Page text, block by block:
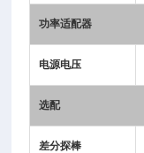
功率适配器
电源电压
选配
差分探棒